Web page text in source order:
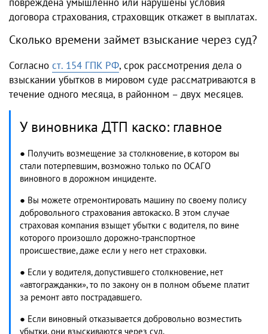
договора страхования, страховщик откажет в выплатах.
Сколько времени займет взыскание через суд?
Согласно ст. 154 ГПК РФ, срок рассмотрения дела о
взыскании убытков в мировом суде рассматриваются в
течение одного месяца, в районном – двух месяцев.
У виновника ДТП каско: главное
● Получить возмещение за столкновение, в котором вы
стали потерпевшим, возможно только по ОСАГО
виновного в дорожном инциденте.
● Вы можете отремонтировать машину по своему полису
добровольного страхования автокаско. В этом случае
страховая компания взыщет убытки с водителя, по вине
которого произошло дорожно-транспортное
происшествие, даже если у него нет страховки.
● Если у водителя, допустившего столкновение, нет
«автогражданки», то по закону он в полном объеме платит
за ремонт авто пострадавшего.
● Если виновный отказывается добровольно возместить
убытки, они взыскиваются через суд.